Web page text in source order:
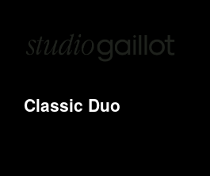
Classic Duo